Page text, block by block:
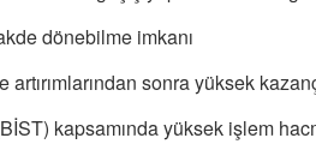
dönebilme imkanı
artırımlarından sonra yüksek
kapsamında yüksek işlem